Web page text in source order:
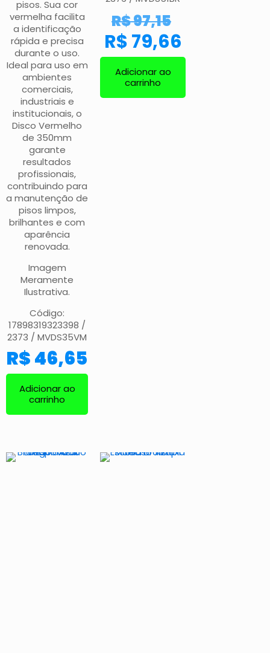
pisos. Sua cor
vermelha facilita
a identificação
rápida e precisa
durante o uso.
Ideal para uso em
ambientes
comerciais,
industriais e
institucionais, o
Disco Vermelho
de 350mm
garante
resultados
profissionais,
contribuindo para
a manutenção de
pisos limpos,
brilhantes e com
aparência
renovada.
Imagem
Meramente
Ilustrativa.
Código:
17898319323398 /
2373 / MVDS35VM
R$46,65
Adicionar ao
carrinho
R$97,15
R$79,66
Adicionar ao
carrinho